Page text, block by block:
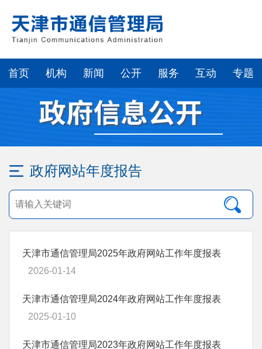
首页 机构 新闻 公开 服务 互动 专题
政府网站年度报告
天津市通信管理局2025年政府网站工作年度报表
2026-01-14
天津市通信管理局2024年政府网站工作年度报表
2025-01-10
天津市通信管理局2023年政府网站工作年度报表